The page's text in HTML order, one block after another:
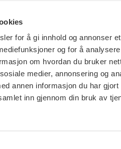
for å gi innhold og annonser
og for å
om hvordan du bruker
medier, annonsering og
annen informasjon du har gjort
inn gjennom din bruk av
Selv er hun en
er å vise ansatte i
at jobben de gjør
i storsamfunnet.
i FO, men det er ikke så
kommer til syne i det